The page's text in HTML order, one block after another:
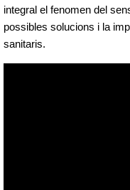
integral el fenomen del
possibles solucions i la
sanitaris.